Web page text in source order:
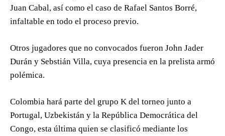
Juan Cabal, así como el caso de Rafael Santos Borré,
infaltable en todo el proceso previo.
Otros jugadores que no convocados fueron John Jader
Durán y Sebstián Villa, cuya presencia en la prelista armó
polémica.
Colombia hará parte del grupo K del torneo junto a
Portugal, Uzbekistán y la República Democrática del
Congo, esta última quien se clasificó mediante los